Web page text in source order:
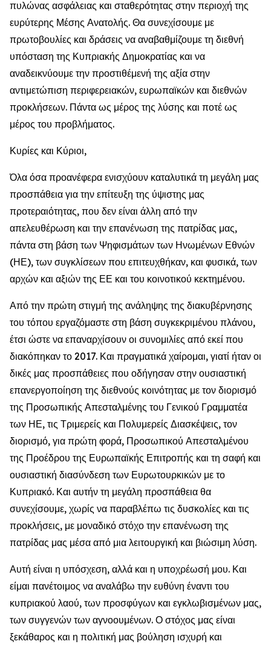
πυλώνας ασφάλειας και σταθερότητας στην περιοχή της
ευρύτερης Μέσης Ανατολής. Θα συνεχίσουμε με
πρωτοβουλίες και δράσεις να αναβαθμίζουμε τη διεθνή
υπόσταση της Κυπριακής Δημοκρατίας και να
αναδεικνύουμε την προστιθέμενή της αξία στην
αντιμετώπιση περιφερειακών, ευρωπαϊκών και διεθνών
προκλήσεων. Πάντα ως μέρος της λύσης και ποτέ ως
μέρος του προβλήματος.
Κυρίες και Κύριοι,
Όλα όσα προανέφερα ενισχύουν καταλυτικά τη μεγάλη μας
προσπάθεια για την επίτευξη της ύψιστης μας
προτεραιότητας, που δεν είναι άλλη από την
απελευθέρωση και την επανένωση της πατρίδας μας,
πάντα στη βάση των Ψηφισμάτων των Ηνωμένων Εθνών
(ΗΕ), των συγκλίσεων που επιτευχθήκαν, και φυσικά, των
αρχών και αξιών της ΕΕ και του κοινοτικού κεκτημένου.
Από την πρώτη στιγμή της ανάληψης της διακυβέρνησης
του τόπου εργαζόμαστε στη βάση συγκεκριμένου πλάνου,
έτσι ώστε να επαναρχίσουν οι συνομιλίες από εκεί που
διακόπηκαν το 2017. Και πραγματικά χαίρομαι, γιατί ήταν οι
δικές μας προσπάθειες που οδήγησαν στην ουσιαστική
επανεργοποίηση της διεθνούς κοινότητας με τον διορισμό
της Προσωπικής Απεσταλμένης του Γενικού Γραμματέα
των ΗΕ, τις Τριμερείς και Πολυμερείς Διασκέψεις, τον
διορισμό, για πρώτη φορά, Προσωπικού Απεσταλμένου
της Προέδρου της Ευρωπαϊκής Επιτροπής και τη σαφή και
ουσιαστική διασύνδεση των Ευρωτουρκικών με το
Κυπριακό. Και αυτήν τη μεγάλη προσπάθεια θα
συνεχίσουμε, χωρίς να παραβλέπω τις δυσκολίες και τις
προκλήσεις, με μοναδικό στόχο την επανένωση της
πατρίδας μας μέσα από μια λειτουργική και βιώσιμη λύση.
Αυτή είναι η υπόσχεση, αλλά και η υποχρέωσή μου. Και
είμαι πανέτοιμος να αναλάβω την ευθύνη έναντι του
κυπριακού λαού, των προσφύγων και εγκλωβισμένων μας,
των συγγενών των αγνοουμένων. Ο στόχος μας είναι
ξεκάθαρος και η πολιτική μας βούληση ισχυρή και